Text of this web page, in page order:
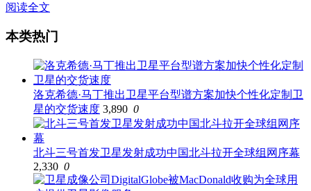
阅读全文
本类热门
洛克希德·马丁推出卫星平台型谱方案加快个性化定制卫
星的交货速度 3,890 0
北斗三号首发卫星发射成功中国北斗拉开全球组网序幕
2,330 0